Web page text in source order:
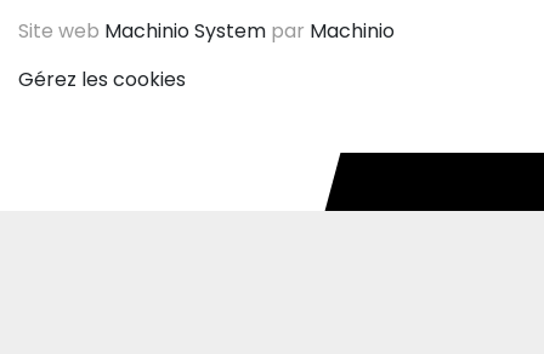
Site web Machinio System par Machinio
Gérez les cookies